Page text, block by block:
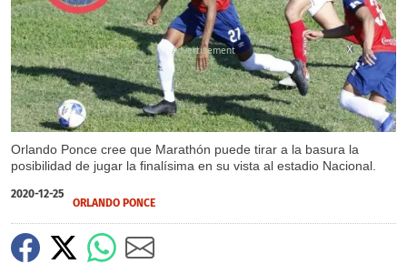
Orlando Ponce cree que Marathón puede tirar a la basura la
posibilidad de jugar la finalísima en su vista al estadio Nacional.
X
X
2020-12-25
ORLANDO PONCE